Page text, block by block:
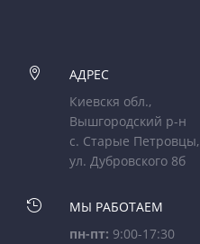

АДРЕС
Киевскя обл.,
Вышгородский р-н
с. Старые Петровцы,
ул. Дубровского 8б

МЫ РАБОТАЕМ
пн-пт: 9:00-17:30